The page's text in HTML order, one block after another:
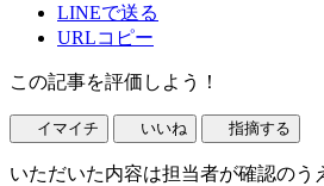
LINEで送る
URLコピー
この記事を評価しよう！
イマイチ いいね 指摘する
いただいた内容は担当者が確認のう